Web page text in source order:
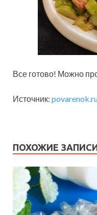
Все готово! Можно
Источник:
ПОХОЖИЕ